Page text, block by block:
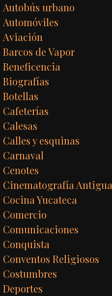
Autobús urbano
Automóviles
Aviación
Barcos de Vapor
Beneficencia
Biografías
Botellas
Cafeterías
Calesas
Calles y esquinas
Carnaval
Cenotes
Cinematografía Antigua
Cocina Yucateca
Comercio
Comunicaciones
Conquista
Conventos Religiosos
Costumbres
Deportes